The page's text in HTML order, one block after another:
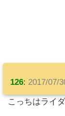
126: 2017/07/
こっちはライ